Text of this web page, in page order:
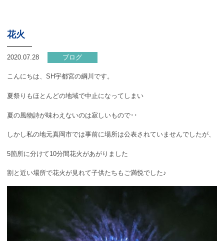
花火
2020.07.28 ブログ
こんにちは、SH宇都宮の綱川です。
夏祭りもほとんどの地域で中止になってしまい
夏の風物詩が味わえないのは寂しいもので･･
しかし私の地元真岡市では事前に場所は公表されていませんでしたが、
5箇所に分けて10分間花火があがりました
割と近い場所で花火が見れて子供たちもご満悦でした♪